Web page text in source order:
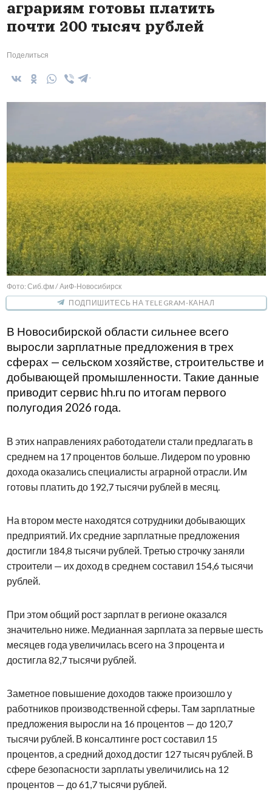
аграриям готовы платить
почти 200 тысяч рублей
Поделиться
Фото: Сиб.фм / АиФ-Новосибирск
ПОДПИШИТЕСЬ НА TELEGRAM-КАНАЛ
В Новосибирской области сильнее всего
выросли зарплатные предложения в трех
сферах — сельском хозяйстве, строительстве и
добывающей промышленности. Такие данные
приводит сервис hh.ru по итогам первого
полугодия 2026 года.
В этих направлениях работодатели стали предлагать в
среднем на 17 процентов больше. Лидером по уровню
дохода оказались специалисты аграрной отрасли. Им
готовы платить до 192,7 тысячи рублей в месяц.
На втором месте находятся сотрудники добывающих
предприятий. Их средние зарплатные предложения
достигли 184,8 тысячи рублей. Третью строчку заняли
строители — их доход в среднем составил 154,6 тысячи
рублей.
При этом общий рост зарплат в регионе оказался
значительно ниже. Медианная зарплата за первые шесть
месяцев года увеличилась всего на 3 процента и
достигла 82,7 тысячи рублей.
Заметное повышение доходов также произошло у
работников производственной сферы. Там зарплатные
предложения выросли на 16 процентов — до 120,7
тысячи рублей. В консалтинге рост составил 15
процентов, а средний доход достиг 127 тысяч рублей. В
сфере безопасности зарплаты увеличились на 12
процентов — до 61,7 тысячи рублей.